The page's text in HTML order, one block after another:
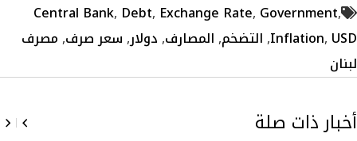
Central Bank, Debt, Exchange Rate, Government,
Inflation, USD
,التضخم,المصارف,دولار,سعر صرف,مصرف
لبنان
أخبار ذات صلة